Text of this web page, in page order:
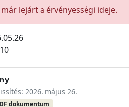
lejárt a érvényességi ideje.
2026. május 26.
dokumentum